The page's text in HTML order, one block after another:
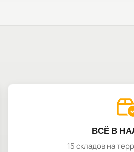
ВСЁ В
15 складов на